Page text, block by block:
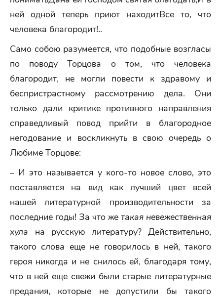
ней одной теперь приют находитВсе то, что
человека благородит!..
Само собою разумеется, что подобные возгласы
по поводу Торцова о том, что человека
благородит, не могли повести к здравому и
беспристрастному рассмотрению дела. Они
только дали критике противного направления
справедливый повод прийти в благородное
негодование и воскликнуть в свою очередь о
Любиме Торцове:
– И это называется у кого-то новое слово, это
поставляется на вид как лучший цвет всей
нашей литературной производительности за
последние годы! За что же такая невежественная
хула на русскую литературу? Действительно,
такогослова еще не говорилось в ней, такого
героя никогда и не снилось ей, благодаря тому,
что в ней еще свежи были старые литературные
предания, которые не допустили бы такого